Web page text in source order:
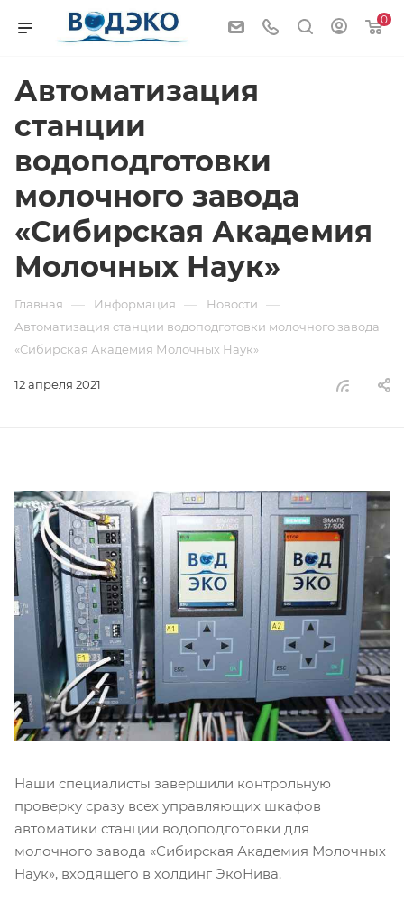
0
Автоматизация
станции
водоподготовки
молочного завода
«Сибирская Академия
Молочных Наук»
Главная — Информация — Новости —
Автоматизация станции водоподготовки молочного завода
«Сибирская Академия Молочных Наук»
12 апреля 2021
Наши специалисты завершили контрольную
проверку сразу всех управляющих шкафов
автоматики станции водоподготовки для
молочного завода «Сибирская Академия Молочных
Наук», входящего в холдинг ЭкоНива.